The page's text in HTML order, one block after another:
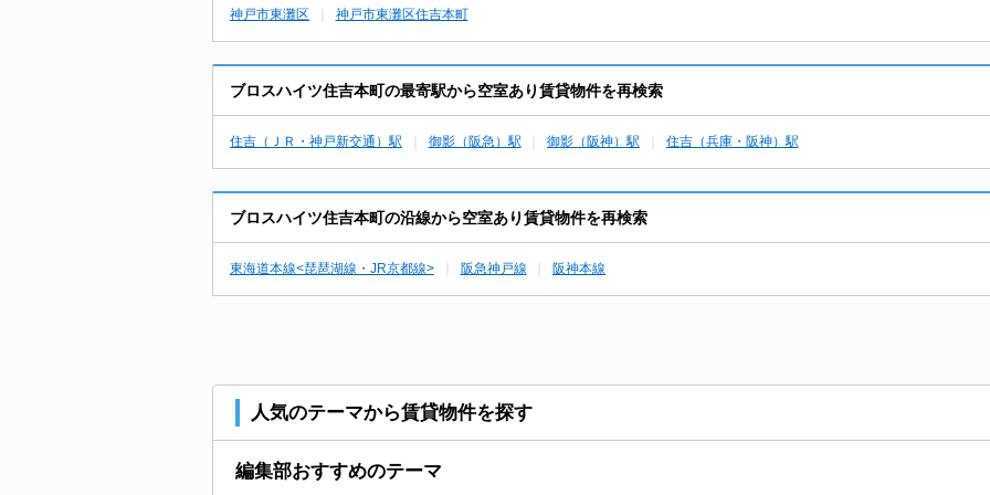
神戸市東灘区 神戸市東灘区住吉本町
ブロスハイツ住吉本町の最寄駅から空室あり賃貸物件を再検索
住吉（ＪＲ・神戸新交通）駅 御影（阪急）駅 御影（阪神）駅 住吉（兵庫・阪神）駅
ブロスハイツ住吉本町の沿線から空室あり賃貸物件を再検索
東海道本線<琵琶湖線・JR京都線> 阪急神戸線 阪神本線
人気のテーマから賃貸物件を探す
編集部おすすめのテーマ